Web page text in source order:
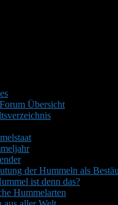
Übersicht
der Hummeln als
ist denn das?
Hummelarten